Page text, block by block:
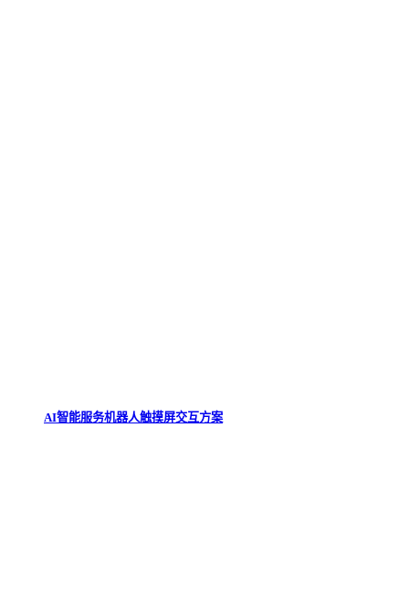
AI智能服务机器人触摸屏交互方案